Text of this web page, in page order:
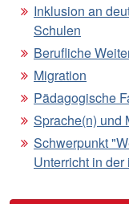
Inklusion an
Schulen
Berufliche
Migration
Pädagogische
Sprache(n) und
Schwerpunkt
Unterricht in